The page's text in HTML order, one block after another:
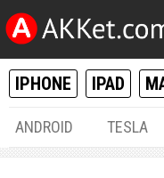
IPHONE IPAD
ANDROID TESLA